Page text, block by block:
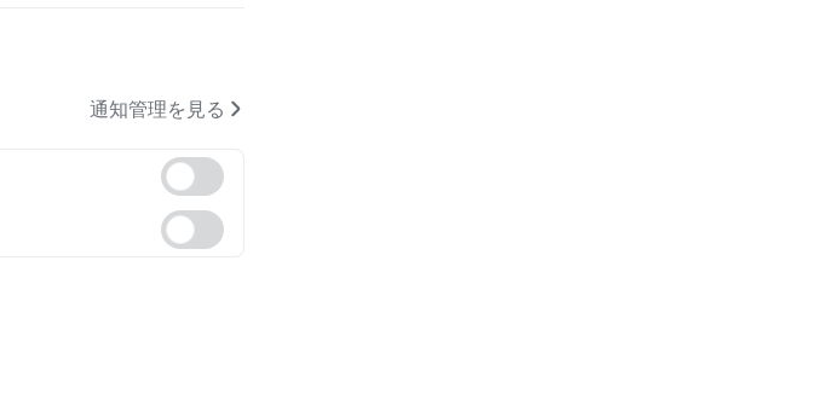
通知管理を見る